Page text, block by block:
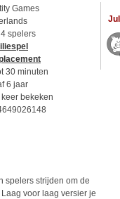
Games
spelers
30 minuten
6 jaar
bekeken
spelers strijden om de
voor laag versier je